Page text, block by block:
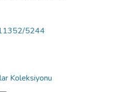
5244
Koleksiyonu